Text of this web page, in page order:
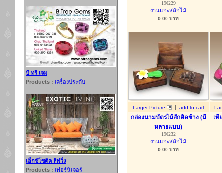
บี ทรี เจม
Products : เครื่องประดับ
เอ็กซ์โซติค ลิฟวิ่ง
Products : เฟอร์นิเจอร์
190229
งานแกะสลักไม้
0.00 บาท
Larger Picture | add to cart
กล่องนามบัตรไม้สักติดช้าง (มี
หลายแบบ)
190232
งานแกะสลักไม้
0.00 บาท
เที